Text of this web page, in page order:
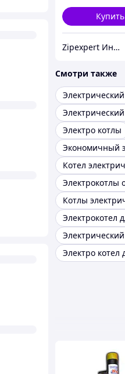
Купить
Zipexpert Интернет-магазин по продаже ювелирных украшений и всего еще
Смотри также
Электро котлы